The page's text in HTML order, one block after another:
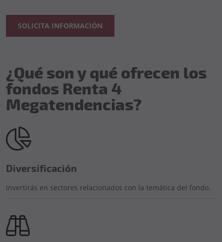
SOLICITA INFORMACIÓN
¿Qué son y qué ofrecen los
fondos Renta 4
Megatendencias?
Diversificación
Invertirás en sectores relacionados con la temática del fondo.